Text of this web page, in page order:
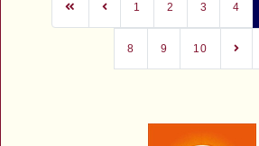
1 2 3 4
8 9 10